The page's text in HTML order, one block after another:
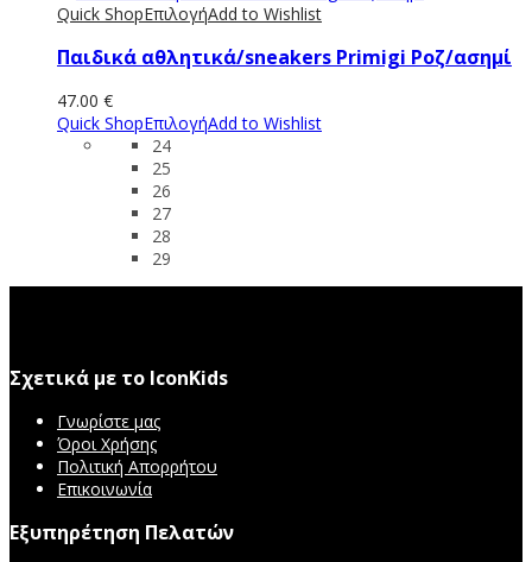
Quick ShopΕπιλογήAdd to Wishlist
Παιδικά αθλητικά/sneakers Primigi Ροζ/ασημί
47.00 €
Quick ShopΕπιλογήAdd to Wishlist
24
25
26
27
28
29
Σχετικά με το IconKids
Γνωρίστε μας
Όροι Χρήσης
Πολιτική Απορρήτου
Επικοινωνία
Εξυπηρέτηση Πελατών